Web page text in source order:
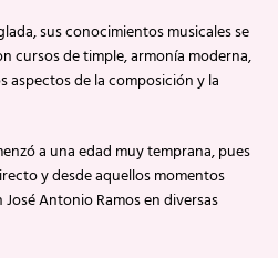
sus conocimientos musicales se
cursos de timple, armonía moderna,
de la composición y la
a una edad muy temprana, pues
y desde aquellos momentos
Antonio Ramos en diversas